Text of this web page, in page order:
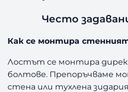
Често
Как се монтира
Лостът се монтира
болтове. Препоръчваме
стена или тухлена